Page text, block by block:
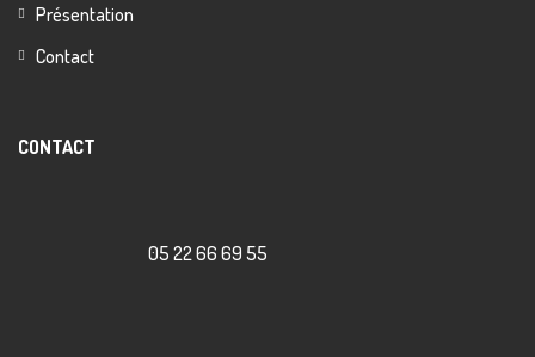
Présentation
Contact
CONTACT
05 22 66 69 55